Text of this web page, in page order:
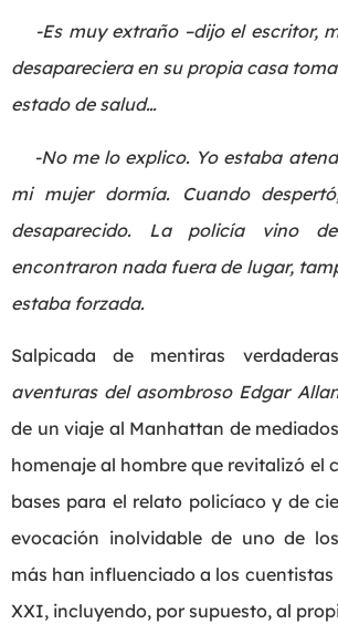
-Es muy extraño –dijo el escritor,
desapareciera en su propia casa
estado de salud…
-No me lo explico. Yo estaba
mi mujer dormía. Cuando
desaparecido. La policía vino
encontraron nada fuera de lugar,
estaba forzada.
Salpicada de mentiras
aventuras del asombroso Edgar
de un viaje al Manhattan de
homenaje al hombre que revitalizó el
bases para el relato policíaco y de
evocación inolvidable de uno de
más han influenciado a los cuentistas
XXI, incluyendo, por supuesto, al